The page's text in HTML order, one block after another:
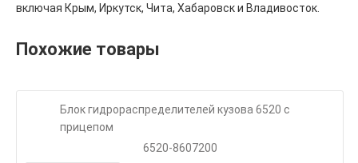
включая Крым, Иркутск, Чита, Хабаровск и Владивосток.
Похожие товары
Блок гидрораспределителей кузова 6520 с
прицепом
6520-8607200